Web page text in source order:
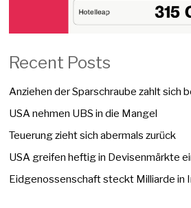
Recent Posts
Anziehen der Sparschraube zahlt sich
USA nehmen UBS in die Mangel
Teuerung zieht sich abermals zurück
USA greifen heftig in Devisenmärkte
Eidgenossenschaft steckt Milliarde in